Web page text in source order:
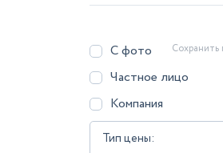
С фото
Частное лицо
Компания
Тип цены:
Сохранить